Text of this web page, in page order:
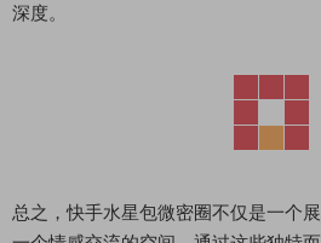
深度。
总之，快手水星包微密圈不仅是一个